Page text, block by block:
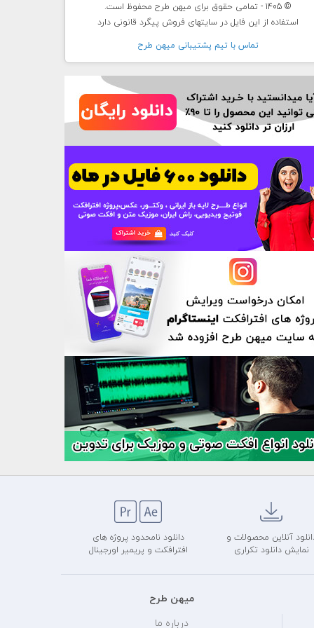
© 1405 - تمامی حقوق برای میهن طرح محفوظ است.
استفاده از این فایل در سایتهای فروش پیگرد قانونی دارد
تماس با تيم پشتيبانی ميهن طرح
آنلاین محصولات و
نمایش دانلود تکراری
دانلود نامحدود پروژه های
افترافکت و پریمیر اورجینال
میهن طرح
درباره ما